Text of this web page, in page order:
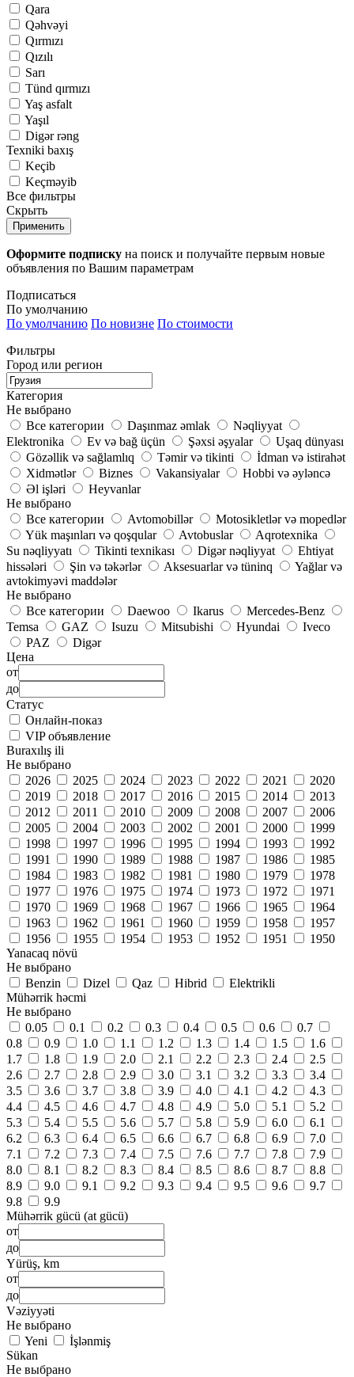
Qara
Qəhvəyi
Qırmızı
Qızılı
Sarı
Tünd qırmızı
Yaş asfalt
Yaşıl
Digər rəng
Texniki baxış
Keçib
Keçməyib
Все фильтры
Скрыть
Применить
Оформите подписку на поиск и получайте первым новые
объявления по Вашим параметрам
Подписаться
По умолчанию
По умолчанию По новизне По стоимости
Фильтры
Город или регион
Категория
Не выбрано
Все категории
Daşınmaz əmlak
Nəqliyyat
Elektronika
Ev və bağ üçün Şəxsi əşyalar
Uşaq dünyası
Gözəllik və sağlamlıq
Təmir və tikinti
İdman və istirahət
Xidmətlər
Biznes Vakansiyalar
Hobbi və əyləncə
Əl işləri
Heyvanlar
Не выбрано
Все категории
Avtomobillər
Motosikletlər və mopedlər
Yük maşınları və qoşqular
Avtobuslar
Aqrotexnika
Su nəqliyyatı
Tikinti texnikası Digər nəqliyyat
Ehtiyat
hissələri
Şin və təkərlər Aksesuarlar və tüninq
Yağlar və
avtokimyəvi maddələr
Не выбрано
Все категории
Daewoo Ikarus
Mercedes-Benz
Temsa
GAZ Isuzu Mitsubishi Hyundai
Iveco
PAZ
Digər
Цена
от
до
Статус
Онлайн-показ
VIP объявление
Buraxılış ili
Не выбрано
2026
2025 2024 2023 2022 2021
2020
2019
2018 2017 2016 2015 2014
2013
2012
2011 2010 2009 2008 2007
2006
2005
2004 2003 2002 2001 2000
1999
1998
1997 1996 1995 1994 1993
1992
1991
1990 1989 1988 1987 1986
1985
1984
1983 1982 1981 1980 1979
1978
1977
1976 1975 1974 1973 1972
1971
1970
1969 1968 1967 1966 1965
1964
1963
1962 1961 1960 1959 1958
1957
1956
1955 1954 1953 1952 1951
1950
Yanacaq növü
Не выбрано
Benzin
Dizel Qaz Hibrid
Elektrikli
Mühərrik həcmi
Не выбрано
0.05
0.1 0.2 0.3 0.4 0.5 0.6
0.7
0.8
0.9 1.0 1.1 1.2 1.3 1.4 1.5
1.6
1.7
1.8 1.9 2.0 2.1 2.2 2.3 2.4
2.5
2.6
2.7 2.8 2.9 3.0 3.1 3.2 3.3
3.4
3.5
3.6 3.7 3.8 3.9 4.0 4.1 4.2
4.3
4.4
4.5 4.6 4.7 4.8 4.9 5.0 5.1
5.2
5.3
5.4 5.5 5.6 5.7 5.8 5.9 6.0
6.1
6.2
6.3 6.4 6.5 6.6 6.7 6.8 6.9
7.0
7.1
7.2 7.3 7.4 7.5 7.6 7.7 7.8
7.9
8.0
8.1 8.2 8.3 8.4 8.5 8.6 8.7
8.8
8.9
9.0 9.1 9.2 9.3 9.4 9.5 9.6
9.7
9.8
9.9
Mühərrik gücü (at gücü)
от
до
Yürüş, km
от
до
Vəziyyəti
Не выбрано
Yeni
İşlənmiş
Sükan
Не выбрано